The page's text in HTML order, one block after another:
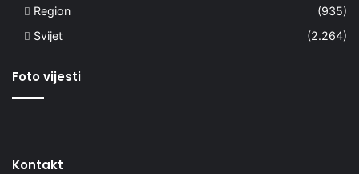
Region
(935)
Svijet
(2.264)
Foto vijesti
Kontakt